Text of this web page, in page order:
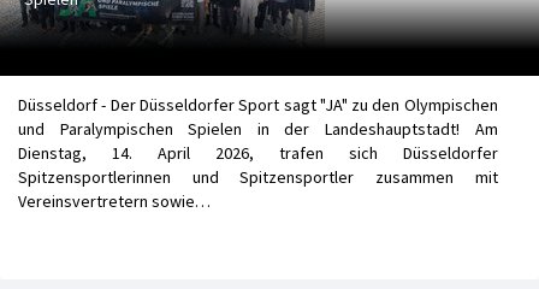
Düsseldorf - Der Düsseldorfer Sport sagt "JA" zu den Olympischen
und Paralympischen Spielen in der Landeshauptstadt! Am
Dienstag, 14. April 2026, trafen sich Düsseldorfer
Spitzensportlerinnen und Spitzensportler zusammen mit
Vereinsvertretern sowie…